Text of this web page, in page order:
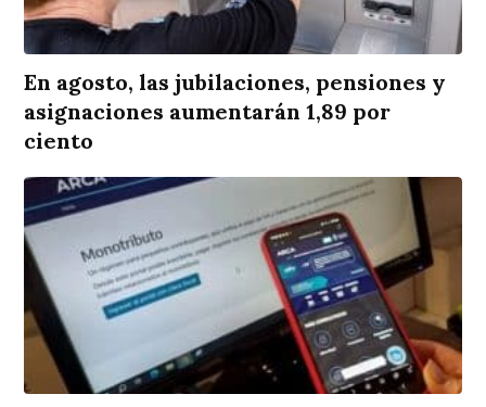
En agosto, las jubilaciones, pensiones y
asignaciones aumentarán 1,89 por
ciento